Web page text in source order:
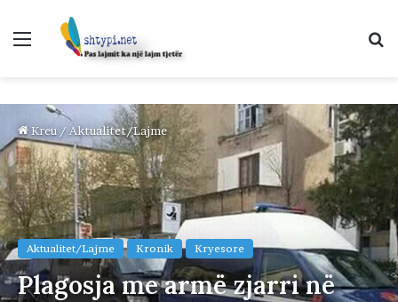
Menu
Kreu / Aktualitet/Lajme
Aktualitet/Lajme Kronik Kryesore
Plagosja me armë zjarri në